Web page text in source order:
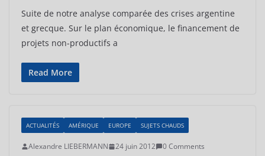
Suite de notre analyse comparée des crises argentine
et grecque. Sur le plan économique, le financement de
projets non-productifs a
Read More
ACTUALITÉS AMÉRIQUE EUROPE SUJETS CHAUDS
Alexandre LIEBERMANN 24 juin 2012 0 Comments